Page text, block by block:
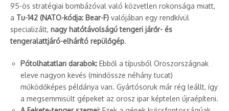
95-ös stratégiai bombázóval való közvetlen rokonsága miatt,
a Tu-142 (NATO-kódja: Bear-F) valójában egy rendkívül
specializált, nagy hatótávolságú tengeri járőr- és
tengeralattjáró-elhárító repülőgép.
Pótolhatatlan darabok: Ebből a típusból Oroszországnak
eleve nagyon kevés (mindössze néhány tucat)
működőképes példánya van. Gyártósoruk már rég leállt, így
a megsemmisült gépeket az orosz ipar képtelen újraépíteni.